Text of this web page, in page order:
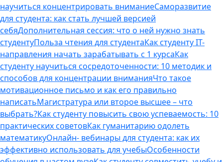
научиться концентрировать вниманиеСаморазвитие
для студента: как стать лучшей версией
себяДополнительная сессия: что о ней нужно знать
студентуПольза чтения для студентаКак студенту IT-
направления начать зарабатывать с 1 курсаКак
студенту научиться сосредоточенности: 10 методик и
способов для концентрации вниманияЧто такое
мотивационное письмо и как его правильно
написатьМагистратура или второе высшее – что
выбрать?Как студенту повысить свою успеваемость: 10
практических советовКак гуманитарию одолеть
математикуОнлайн- вебинары для студента: как их
эффективно использовать для учебыОсобенности